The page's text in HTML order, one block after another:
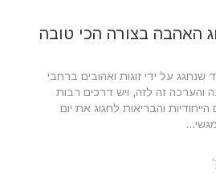
האהבה בצורה הכי טובה
שנחגג על ידי זוגות ואהובים ברחבי
והערכה זה לזה, ויש דרכים רבות
והבריאות לחגוג את יום